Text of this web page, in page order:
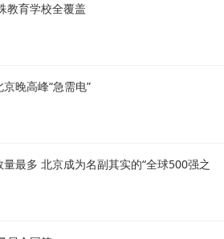
教育学校全覆盖
晚高峰“急需电”
最多 北京成为名副其实的“全球500强之